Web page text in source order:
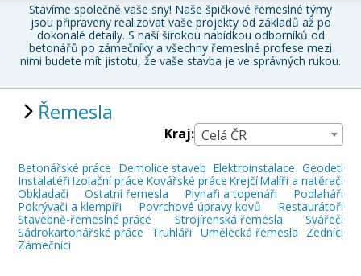
Stavíme společně vaše sny! Naše špičkové řemeslné týmy
jsou připraveny realizovat vaše projekty od základů až po
dokonalé detaily. S naší širokou nabídkou odborníků od
betonářů po zámečníky a všechny řemeslné profese mezi
nimi budete mít jistotu, že vaše stavba je ve správných rukou.
Řemesla
Kraj: Celá ČR
Betonářské práce Demolice staveb Elektroinstalace Geodeti
Instalatéři Izolační práce Kovářské práce KrejčíMalíři a natěrači
Obkladači
Ostatní řemesla Plynaři a topenáři
Podlaháři
Pokrývači a klempíři
Povrchové úpravy kovů
Restaurátoři
Stavebně-řemeslné práce
Strojírenská řemesla
Svářeči
Sádrokartonářské práce
Truhláři Umělecká řemesla
Zedníci
Zámečníci